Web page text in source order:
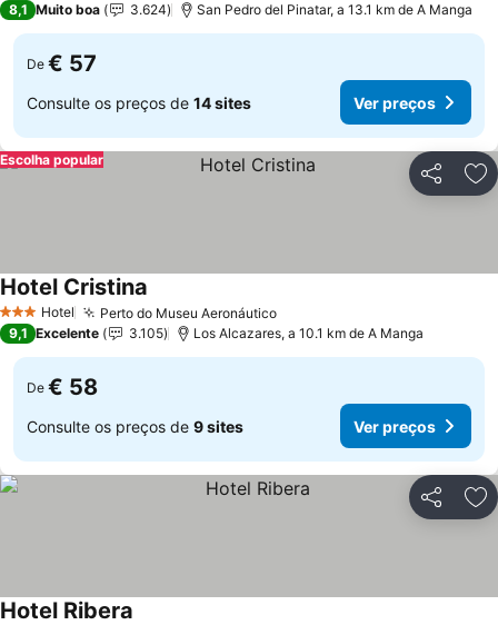
8,1 Muito boa 3.624 San Pedro del Pinatar, a 13.1 km de A Manga
De € 57
Consulte os preços de 14 sites Ver preços
Partilhar
Escolha popular
3 EstrelasHotel Perto do Museu Aeronáutico
Hotel Cristina
9,1 Excelente 3.105 Los Alcazares, a 10.1 km de A Manga
De € 58
Consulte os preços de 9 sites Ver preços
Partilhar
Hotel Ribera